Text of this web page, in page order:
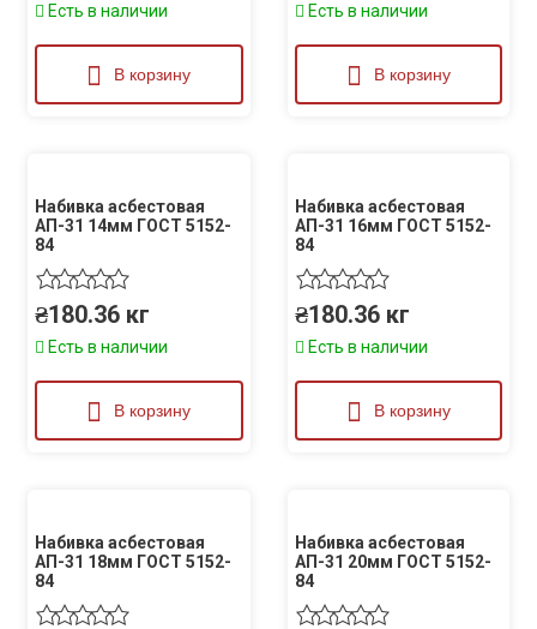
Есть в наличии
В корзину
Есть в наличии
В корзину
Набивка асбестовая
АП-31 14мм ГОСТ 5152-
84
₴180.36 кг
Есть в наличии
В корзину
Набивка асбестовая
АП-31 16мм ГОСТ 5152-
84
₴180.36 кг
Есть в наличии
В корзину
Набивка асбестовая
АП-31 18мм ГОСТ 5152-
84
Набивка асбестовая
АП-31 20мм ГОСТ 5152-
84